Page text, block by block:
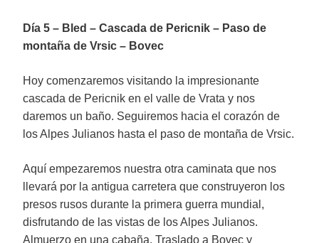
Día 5 – Bled – Cascada de Pericnik – Paso de
montaña de Vrsic – Bovec
Hoy comenzaremos visitando la impresionante
cascada de Pericnik en el valle de Vrata y nos
daremos un baño. Seguiremos hacia el corazón de
los Alpes Julianos hasta el paso de montaña de Vrsic.
Aquí empezaremos nuestra otra caminata que nos
llevará por la antigua carretera que construyeron los
presos rusos durante la primera guerra mundial,
disfrutando de las vistas de los Alpes Julianos.
Almuerzo en una cabaña. Traslado a Bovec y